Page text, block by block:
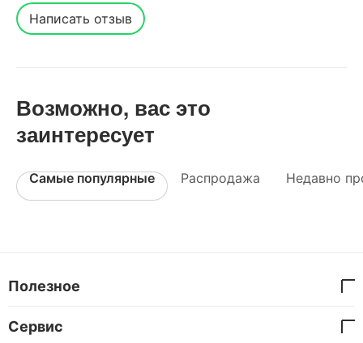
Написать отзыв
Возможно, вас это
заинтересует
Самые популярные Распродажа Недавно
Полезное
Сервис